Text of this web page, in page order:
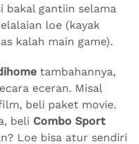
bakal gantiin selama
loe (kayak
kalah main game).
tambahannya,
eceran. Misal
beli paket movie.
beli Combo Sport
Loe bisa atur sendiri